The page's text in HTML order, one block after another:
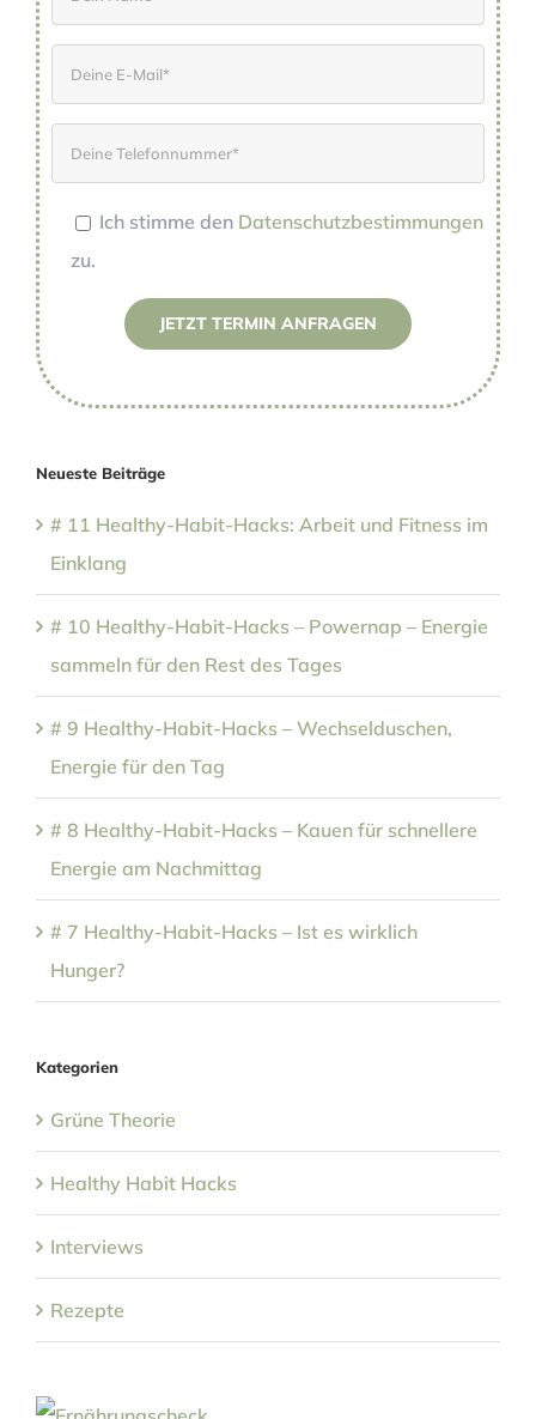
Ich stimme den Datenschutzbestimmungen
zu.
Please leave this field empty.
Neueste Beiträge
# 11 Healthy-Habit-Hacks: Arbeit und Fitness im
Einklang
# 10 Healthy-Habit-Hacks – Powernap – Energie
sammeln für den Rest des Tages
# 9 Healthy-Habit-Hacks – Wechselduschen,
Energie für den Tag
# 8 Healthy-Habit-Hacks – Kauen für schnellere
Energie am Nachmittag
# 7 Healthy-Habit-Hacks – Ist es wirklich
Hunger?
Kategorien
Grüne Theorie
Healthy Habit Hacks
Interviews
Rezepte